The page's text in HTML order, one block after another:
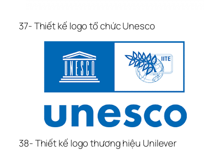
37- Thiết kế logo tổ chức Unesco
38- Thiết kế logo thương hiệu Unilever